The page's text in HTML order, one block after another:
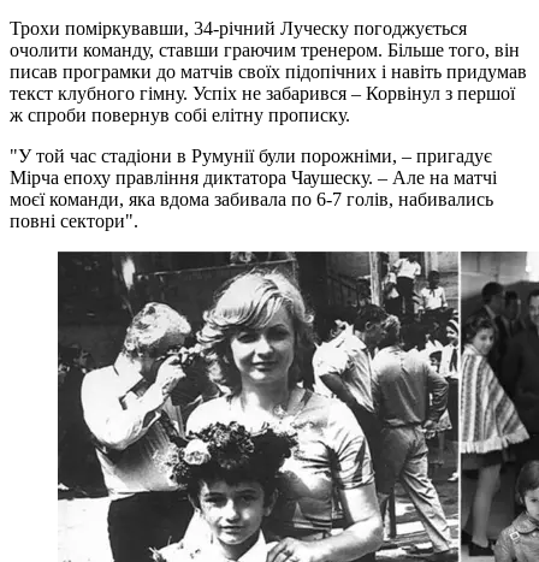
Трохи поміркувавши, 34-річний Луческу погоджується
очолити команду, ставши граючим тренером. Більше того, він
писав програмки до матчів своїх підопічних і навіть придумав
текст клубного гімну. Успіх не забарився – Корвінул з першої
ж спроби повернув собі елітну прописку.
"У той час стадіони в Румунії були порожніми, – пригадує
Мірча епоху правління диктатора Чаушеску. – Але на матчі
моєї команди, яка вдома забивала по 6-7 голів, набивались
повні сектори".